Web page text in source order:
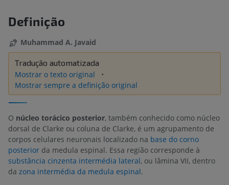
Definição
Muhammad A. Javaid
Tradução automatizada
Mostrar o texto original
Mostrar sempre a definição original
O núcleo torácico posterior, também conhecido como núcleo
dorsal de Clarke ou coluna de Clarke, é um agrupamento de
corpos celulares neuronais localizado na base do corno
posterior da medula espinal. Essa região corresponde à
substância cinzenta intermédia lateral, ou lâmina VII, dentro
da zona intermédia da medula espinal.